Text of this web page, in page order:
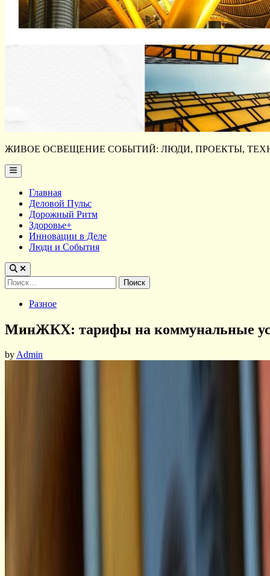
ЖИВОЕ ОСВЕЩЕНИЕ СОБЫТИЙ: ЛЮДИ, ПРОЕКТЫ,
Main
Menu
Главная
Деловой Пульс
Дорожный Ритм
Здоровье+
Инновации в Деле
Люди и События
Найти:
PostedРазное
МинЖКХ: тарифы на коммунальные
byAdmin